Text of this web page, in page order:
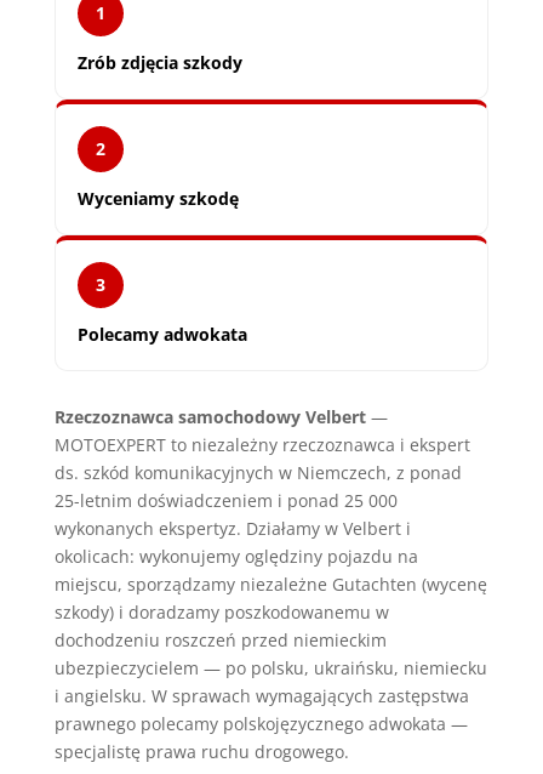
1
Zrób zdjęcia szkody
2
Wyceniamy szkodę
3
Polecamy adwokata
Rzeczoznawca samochodowy Velbert—
MOTOEXPERT to niezależny rzeczoznawca i ekspert
ds. szkód komunikacyjnych w Niemczech, z ponad
25-letnim doświadczeniem i ponad 25 000
wykonanych ekspertyz. Działamy w Velbert i
okolicach: wykonujemy oględziny pojazdu na
miejscu, sporządzamy niezależne Gutachten (wycenę
szkody) i doradzamy poszkodowanemu w
dochodzeniu roszczeń przed niemieckim
ubezpieczycielem — po polsku, ukraińsku, niemiecku
i angielsku. W sprawach wymagających zastępstwa
prawnego polecamy polskojęzycznego adwokata —
specjalistę prawa ruchu drogowego.